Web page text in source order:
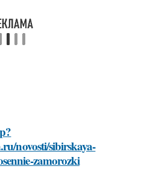
novosti/sibirskaya-
zamorozki